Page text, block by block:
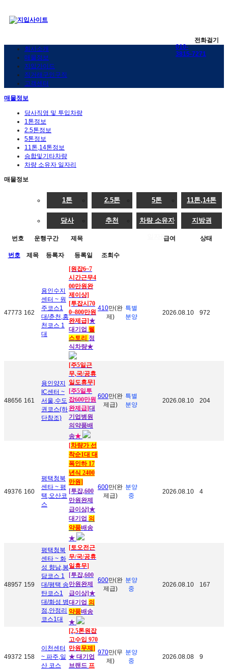
전화걸기
010-
3815-7271
회사소개
매물정보
지입가이드
직거래구인구직
고객센터
매물정보
당사직영 및 투입차량
1톤정보
2.5톤정보
5톤정보
11톤,14톤정보
승합및기타차량
차량 소유자 일자리
매물정보
1톤 2.5톤 5톤 11톤,14톤
당사 추천 차량 소유자
일자리
지방권
번호 운행구간 제목 급여 상태
번호 제목 등록자 등록일 조회수
47773 162
용인수지
센터 ~ 원
주코스1
대/춘천,홍
천코스 1
대
[원잡6~7
시간근무4
00만원완
제이상]
[투잡시70
0~800만원
완제급]★
대기업 웰
스토리 정
식차량★
410만(완
제)
특별
분양
2026.08.10 972
48656 161
용인양지
IC센터 ~
서울,수도
권코스(하
단참조)
[주5일근
무,국/공휴
일도휴무]
[주5일투
잡600만원
완제급]대
기업병원
의약품배
송★
600만(완
제급)
특별
분양
2026.08.10 204
49376 160
평택청북
센타 ~ 평
택,오산코
스
[차량가 선
착순1대 대
폭인하 17
년식 2400
만원]
[투잡,600
만원완제
급이상]★
대기업 의
약품배송
★
600만(완
제급)
분양
중
2026.08.10 4
48957 159
평택청북
센타 ~ 화
성 향남,봉
담코스 1
대/평택 송
탄코스1
대/화성 병
점,안정리
코스1대
[토오전근
무/국/공휴
일휴무]
[투잡,600
만원완제
급이상]★
대기업 의
약품배송
★
600만(완
제급)
분양
중
2026.08.10 167
49372 158
이천센터
~ 파주,일
산 코스
[2,5톤원잡
고수입 970
만원무제 ]
★ 대기업
브랜드 프
970만(무
제)
분양
중
2026.08.08 9